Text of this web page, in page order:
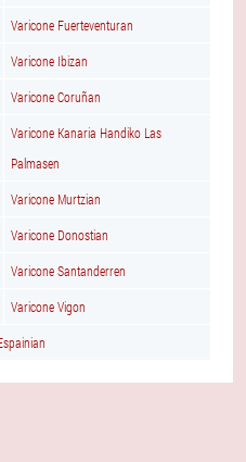
Varicone Fuerteventuran
Varicone Ibizan
Varicone Coruñan
Varicone Kanaria Handiko Las
Palmasen
Varicone Murtzian
Varicone Donostian
Varicone Santanderren
Varicone Vigon